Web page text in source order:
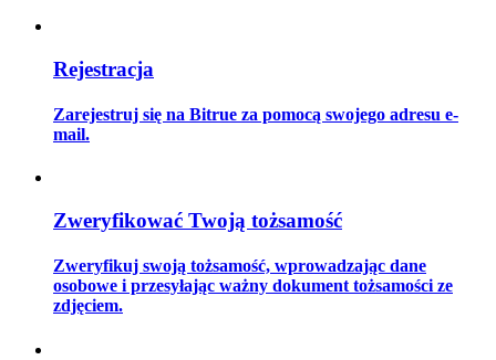
Przewodnik
Rejestracja
Zarejestruj się na Bitrue za pomocą swojego adresu e-
mail.
Zweryfikować Twoją tożsamość
Zweryfikuj swoją tożsamość, wprowadzając dane
osobowe i przesyłając ważny dokument tożsamości ze
zdjęciem.